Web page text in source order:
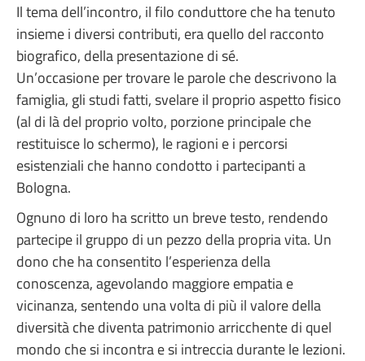
Il tema dell’incontro, il filo conduttore che ha tenuto
insieme i diversi contributi, era quello del racconto
biografico, della presentazione di sé.
Un’occasione per trovare le parole che descrivono la
famiglia, gli studi fatti, svelare il proprio aspetto fisico
(al di là del proprio volto, porzione principale che
restituisce lo schermo), le ragioni e i percorsi
esistenziali che hanno condotto i partecipanti a
Bologna.
Ognuno di loro ha scritto un breve testo, rendendo
partecipe il gruppo di un pezzo della propria vita. Un
dono che ha consentito l’esperienza della
conoscenza, agevolando maggiore empatia e
vicinanza, sentendo una volta di più il valore della
diversità che diventa patrimonio arricchente di quel
mondo che si incontra e si intreccia durante le lezioni.